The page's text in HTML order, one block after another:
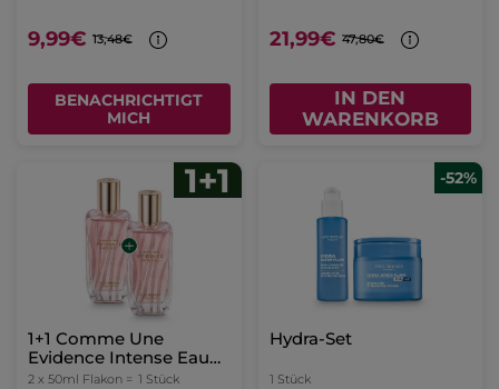
9,99€ 13,48€
BENACHRICHTIGT
MICH
21,99€ 47,80€
IN DEN
WARENKORB
1+1 Comme Une
Evidence Intense Eau
de Parfum 50 ml
2 x 50ml Flakon = 1 Stück
-52%
Hydra-Set
1 Stück